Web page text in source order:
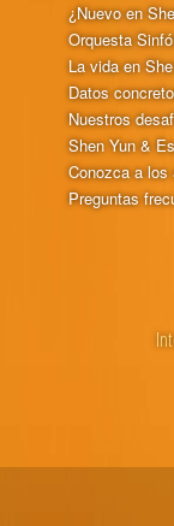
¿Nuevo en
Orquesta
La vida en
Datos
Nuestros
Shen Yun &
Conozca a
Preguntas